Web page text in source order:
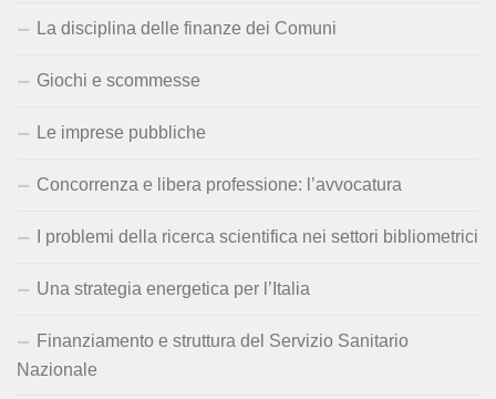
La disciplina delle finanze dei Comuni
Giochi e scommesse
Le imprese pubbliche
Concorrenza e libera professione: l’avvocatura
I problemi della ricerca scientifica nei settori bibliometrici
Una strategia energetica per l’Italia
Finanziamento e struttura del Servizio Sanitario
Nazionale